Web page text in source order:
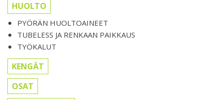
HUOLTO
PYÖRÄN HUOLTOAINEET
TUBELESS JA RENKAAN PAIKKAUS
TYÖKALUT
KENGÄT
OSAT